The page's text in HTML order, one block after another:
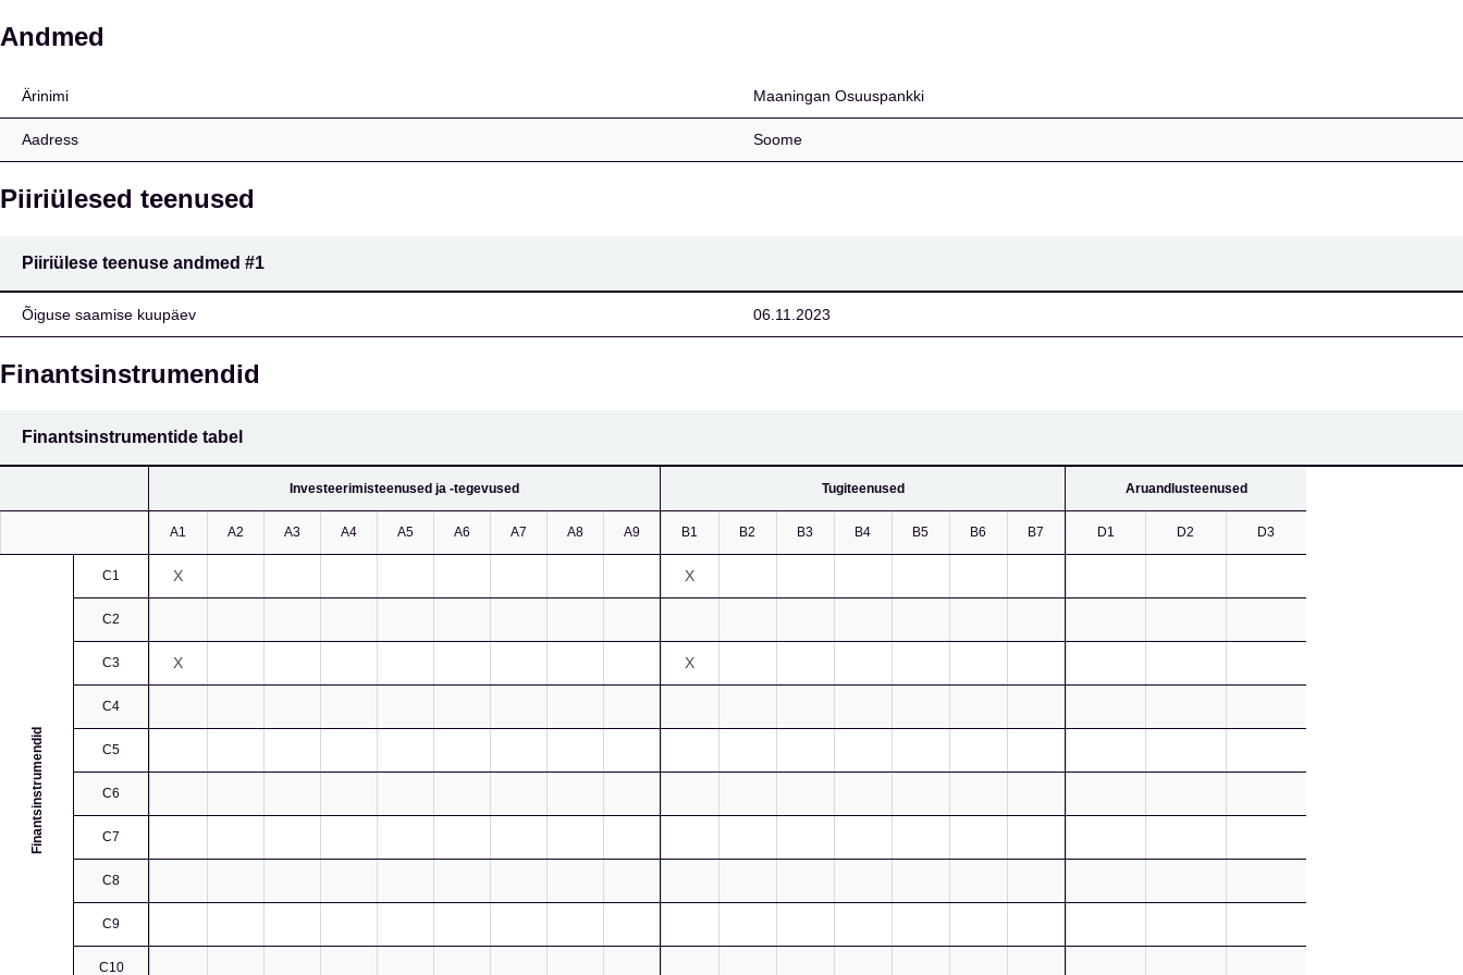
Maaningan Osuuspankki
Andmed
Ärinimi Maaningan Osuuspankki
Aadress Soome
Piiriülesed teenused
Piiriülese teenuse andmed #1
Õiguse saamise kuupäev 06.11.2023
Finantsinstrumendid
Finantsinstrumentide tabel
Investeerimisteenused ja -tegevused Tugiteenused Aruandlusteenused
A1 A2 A3 A4 A5 A6 A7 A8 A9 B1 B2 B3 B4 B5 B6 B7 D1 D2 D3
Finantsinstrumendid
C1 X X
C2
C3 X X
C4
C5
C6
C7
C8
C9
C10